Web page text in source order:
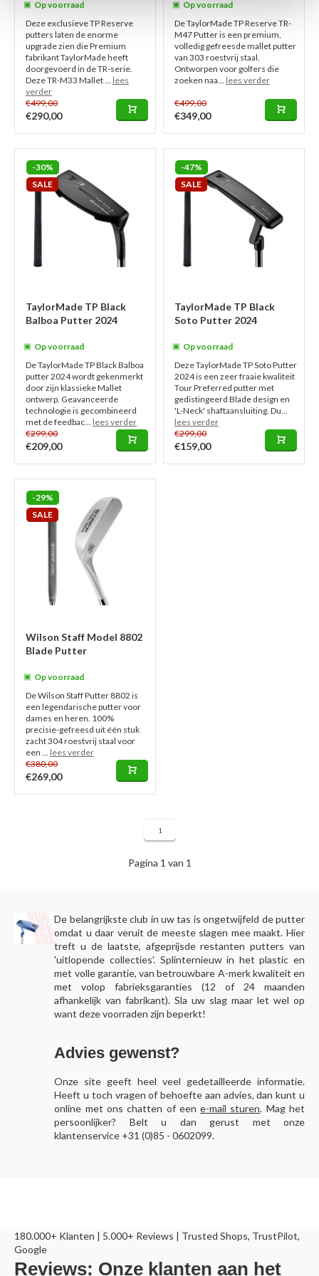
Op voorraad
Deze exclusieve TP Reserve
putters laten de enorme
upgrade zien die Premium
fabrikant TaylorMade heeft
doorgevoerd in de TR-serie.
Deze TR-M33 Mallet ... lees
verder
€499,00
€290,00
Op voorraad
De TaylorMade TP Reserve TR-
M47 Putter is een premium,
volledig gefreesde mallet putter
van 303 roestvrij staal.
Ontworpen voor golfers die
zoeken naa... lees verder
€499,00
€349,00
-30%
SALE
TaylorMade TP Black
Balboa Putter 2024
Op voorraad
De TaylorMade TP Black Balboa
putter 2024 wordt gekenmerkt
door zijn klassieke Mallet
ontwerp. Geavanceerde
technologie is gecombineerd
met de feedbac... lees verder
€299,00
€209,00
-47%
SALE
TaylorMade TP Black
Soto Putter 2024
Op voorraad
Deze TaylorMade TP Soto Putter
2024 is een zeer fraaie kwaliteit
Tour Preferred putter met
gedistingeerd Blade design en
'L-Neck' shaftaansluiting. Du...
lees verder
€299,00
€159,00
-29%
SALE
Wilson Staff Model 8802
Blade Putter
Op voorraad
De Wilson Staff Putter 8802 is
een legendarische putter voor
dames en heren. 100%
precisie-gefreesd uit één stuk
zacht 304 roestvrij staal voor
een ... lees verder
€380,00
€269,00
Pagina 1 van 1
1
De belangrijkste club in uw tas is ongetwijfeld de putter
omdat u daar veruit de meeste slagen mee maakt. Hier
treft u de laatste, afgeprijsde restanten putters van
'uitlopende collecties'. Splinternieuw in het plastic en
met volle garantie, van betrouwbare A-merk kwaliteit en
met volop fabrieksgaranties (12 of 24 maanden
afhankelijk van fabrikant). Sla uw slag maar let wel op
want deze voorraden zijn beperkt!
Advies gewenst?
Onze site geeft heel veel gedetailleerde informatie.
Heeft u toch vragen of behoefte aan advies, dan kunt u
online met ons chatten of eene-mail sturen. Mag het
persoonlijker? Belt u dan gerust met onze
klantenservice +31 (0)85 - 0602099.
180.000+ Klanten | 5.000+ Reviews | Trusted Shops, TrustPilot,
Google
Reviews: Onze klanten aan het